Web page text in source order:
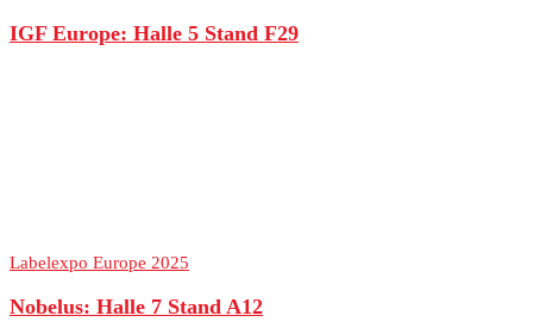
IGF Europe: Halle 5 Stand F29
Labelexpo Europe 2025
Nobelus: Halle 7 Stand A12